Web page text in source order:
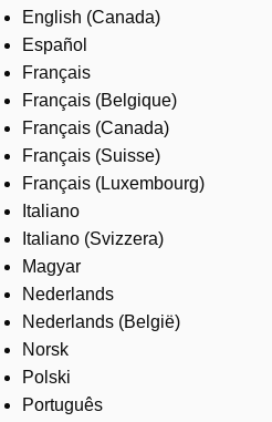
English (Canada)
Español
Français
Français (Belgique)
Français (Canada)
Français (Suisse)
Français (Luxembourg)
Italiano
Italiano (Svizzera)
Magyar
Nederlands
Nederlands (België)
Norsk
Polski
Português